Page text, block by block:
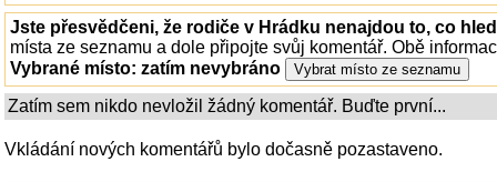
Jste přesvědčeni, že rodiče v Hrádku nenajdou to, co
místa ze seznamu a dole připojte svůj komentář. Obě
Vybrané místo: zatím nevybráno
Zatím sem nikdo nevložil žádný komentář. Buďte první...
Vkládání nových komentářů bylo dočasně pozastaveno.